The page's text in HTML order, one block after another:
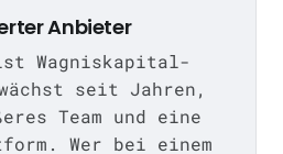
Anbieter
Wagniskapital-
seit Jahren,
Team und eine
Wer bei einem